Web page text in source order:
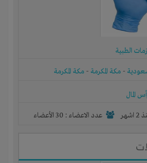
الطبية
- مكة المكرمة - مكة المكرمة
المال
عدد الاعضاء : 30 الأعضاء